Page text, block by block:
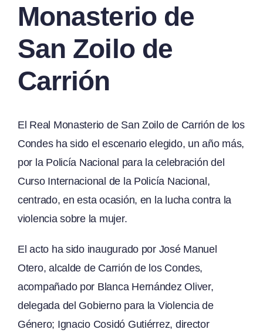
Monasterio de
San Zoilo de
Carrión
El Real Monasterio de San Zoilo de Carrión de los
Condes ha sido el escenario elegido, un año más,
por la Policía Nacional para la celebración del
Curso Internacional de la Policía Nacional,
centrado, en esta ocasión, en la lucha contra la
violencia sobre la mujer.
El acto ha sido inaugurado por José Manuel
Otero, alcalde de Carrión de los Condes,
acompañado por Blanca Hernández Oliver,
delegada del Gobierno para la Violencia de
Género; Ignacio Cosidó Gutiérrez, director